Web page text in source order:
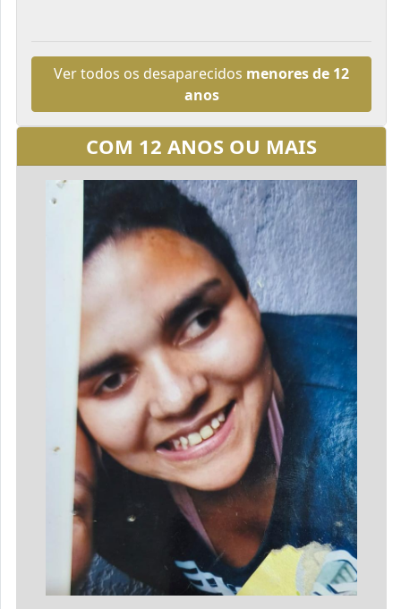
Ver todos os desaparecidos menores de 12
anos
COM 12 ANOS OU MAIS